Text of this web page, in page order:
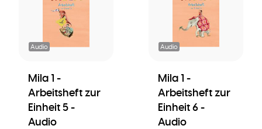
Audio
Mila 1 -
Arbeitsheft zur
Einheit 5 -
Audio
Audio
Mila 1 -
Arbeitsheft zur
Einheit 6 -
Audio